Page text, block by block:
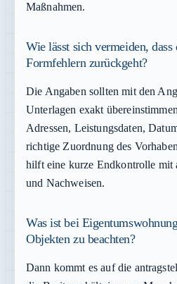
Maßnahmen.
Wie lässt sich vermeiden,
Formfehlern zurückgeht?
Die Angaben sollten mit den
Unterlagen exakt
Adressen, Leistungsdaten,
richtige Zuordnung des
hilft eine kurze Endkontrolle mit
und Nachweisen.
Was ist bei
Objekten zu beachten?
Dann kommt es auf die